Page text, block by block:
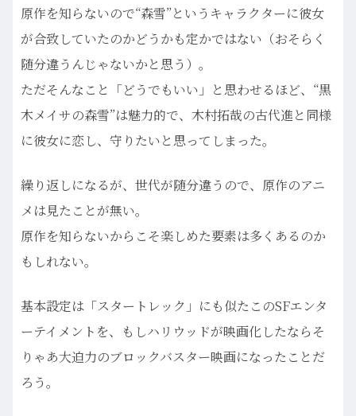
原作を知らないので“森雪”というキャラクターに彼女
が合致していたのかどうかも定かではない（おそらく
随分違うんじゃないかと思う）。
ただそんなこと「どうでもいい」と思わせるほど、“黒
木メイサの森雪”は魅力的で、木村拓哉の古代進と同様
に彼女に恋し、守りたいと思ってしまった。
繰り返しになるが、世代が随分違うので、原作のアニ
メは見たことが無い。
原作を知らないからこそ楽しめた要素は多くあるのか
もしれない。
基本設定は「スタートレック」にも似たこのSFエンタ
ーテイメントを、もしハリウッドが映画化したならそ
りゃあ大迫力のブロックバスター映画になったことだ
ろう。